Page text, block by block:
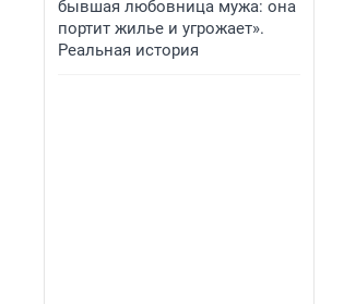
бывшая любовница мужа: она
портит жилье и угрожает».
Реальная история